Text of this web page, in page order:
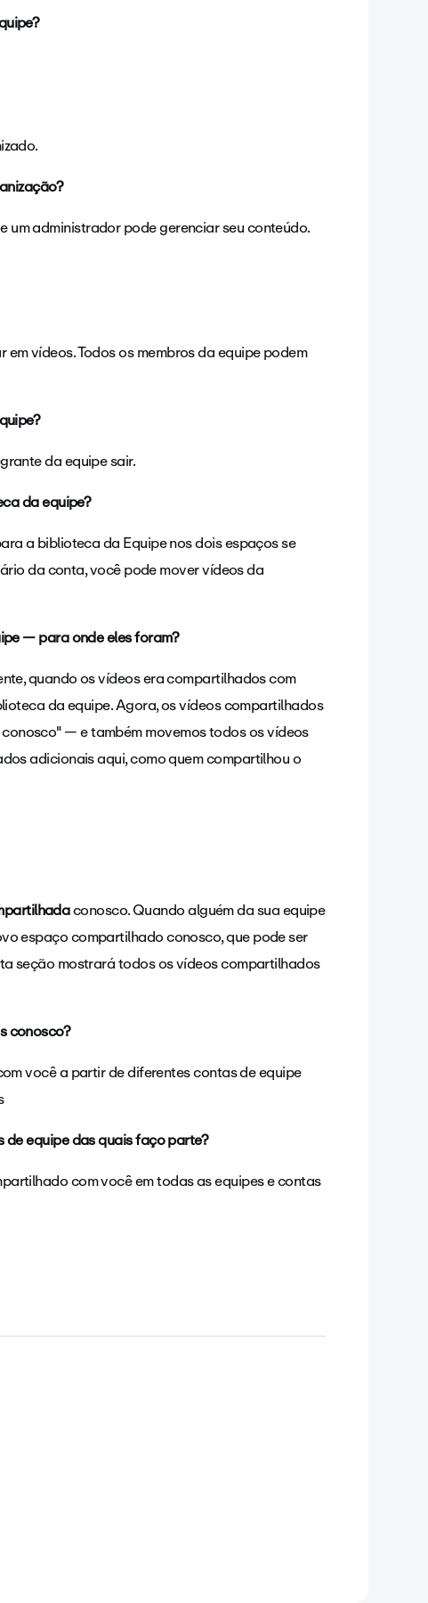
um administrador pode gerenciar seu conteúdo.
vídeos. Todos os membros da equipe podem
da equipe sair.
da equipe?
a biblioteca da Equipe nos dois espaços se
da conta, você pode mover vídeos da
— para onde eles foram?
quando os vídeos era compartilhados com
da equipe. Agora, os vídeos compartilhados
— e também movemos todos os vídeos
adicionais aqui, como quem compartilhou o
conosco. Quando alguém da sua equipe
espaço compartilhado conosco, que pode ser
seção mostrará todos os vídeos compartilhados
conosco?
você a partir de diferentes contas de equipe
equipe das quais faço parte?
com você em todas as equipes e contas